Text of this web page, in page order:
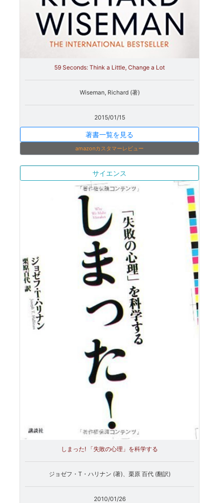
59 Seconds: Think a Little, Change a Lot
Wiseman, Richard (著)
2015/01/15
著書一覧を見る
amazonカスタマーレビュー
サイエンス
しまった! 「失敗の心理」を科学する
ジョゼフ・T・ハリナン (著)、栗原 百代 (翻訳)
2010/01/26